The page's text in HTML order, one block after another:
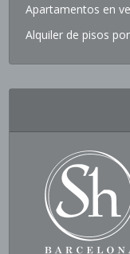
Apartamentos en
Alquiler de pisos